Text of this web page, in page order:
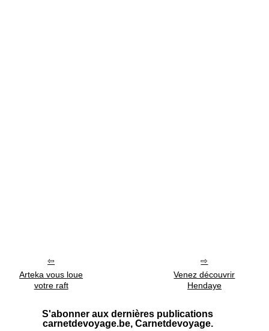
Arteka vous loue
votre raft
Venez découvrir
Hendaye
S'abonner aux dernières publications
carnetdevoyage.be, Carnetdevoyage.